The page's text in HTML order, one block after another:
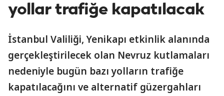
yollar trafiğe kapatılacak
İstanbul Valiliği, Yenikapı etkinlik alanında
gerçekleştirilecek olan Nevruz kutlamaları
nedeniyle bugün bazı yolların trafiğe
kapatılacağını ve alternatif güzergahları